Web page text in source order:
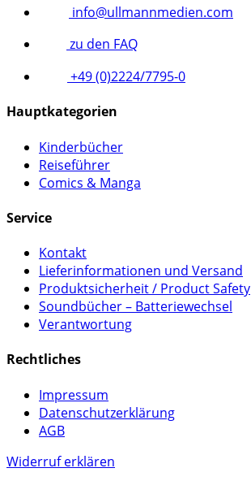
info@ullmannmedien.com
zu den FAQ
+49 (0)2224/7795-0
Hauptkategorien
Kinderbücher
Reiseführer
Comics & Manga
Service
Kontakt
Lieferinformationen und Versand
Produktsicherheit / Product Safety
Soundbücher – Batteriewechsel
Verantwortung
Rechtliches
Impressum
Datenschutzerklärung
AGB
Widerruf erklären